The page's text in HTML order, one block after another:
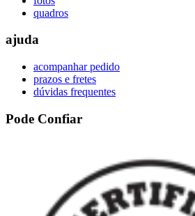
quadros
ajuda
acompanhar pedido
prazos e fretes
dúvidas frequentes
Pode Confiar